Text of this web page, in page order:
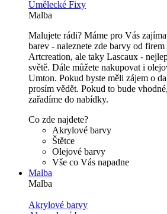
Umělecké Fixy
Malba
Malujete rádi? Máme pro Vás
barev - naleznete zde barvy od firem
Artcreation, ale taky Lascaux -
světě. Dále můžete nakupovat i
Umton. Pokud byste měli zájem o
prosím vědět. Pokud to bude
zařadíme do nabídky.
Co zde najdete?
Akrylové barvy
Štětce
Olejové barvy
Vše co Vás napadne
Malba
Malba
Akrylové barvy